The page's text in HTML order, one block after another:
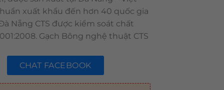
xuất khẩu đến hơn 40 quốc gia
Nẵng CTS được kiểm soát chất
Gạch Bông nghệ thuật CTS
CHAT FACEBOOK